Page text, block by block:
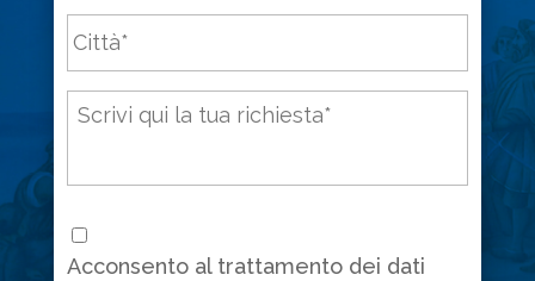
Città *
Messaggio *
Consenso
Acconsento al trattamento dei dati